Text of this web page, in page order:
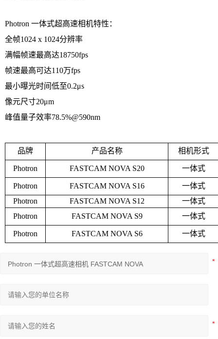
Photron 一体式超高速相机特性：
全帧1024 x 1024分辨率
满幅帧速最高达18750fps
帧速最高可达110万fps
最小曝光时间低至0.2μs
像元尺寸20μm
峰值量子效率78.5%@590nm
品牌 产品名称 相机形式
Photron FASTCAM NOVA S20 一体式
Photron FASTCAM NOVA S16
一体式
Photron
FASTCAM NOVA S12
一体式
Photron
FASTCAM NOVA S9 一体式
Photron FASTCAM NOVA S6 一体式